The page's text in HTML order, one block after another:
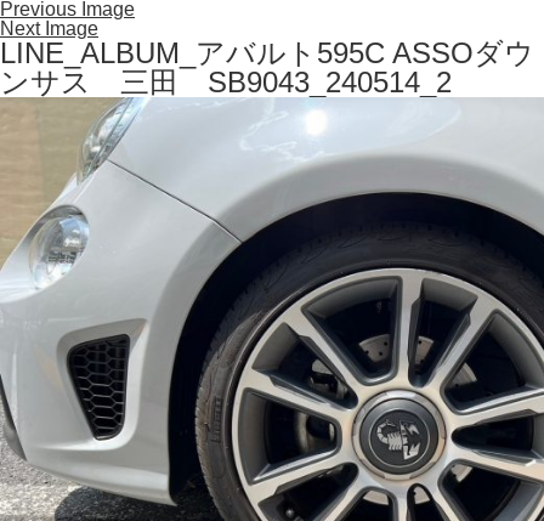
Previous Image
Next Image
LINE_ALBUM_アバルト595C ASSOダウ
ンサス 三田 SB9043_240514_2